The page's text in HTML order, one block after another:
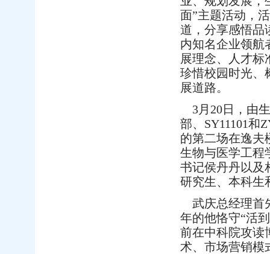
面”主题活动，
道，分享感悟品
内知名企业领航
展理念、人才标
珍惜校园时光、
展道路。
3月20日，由
部、SY11101和
的第二场在逸夫
生物与医学工程
书记侯丹丹以及
研究生、本科生
武庆总经理首
年的他恪守“活
前在中科院攻读
术、市场营销模